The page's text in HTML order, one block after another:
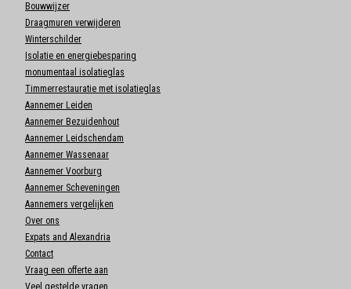
Bouwwijzer
Draagmuren verwijderen
Winterschilder
Isolatie en energiebesparing
monumentaal isolatieglas
Timmerrestauratie met isolatieglas
Aannemer Leiden
Aannemer Bezuidenhout
Aannemer Leidschendam
Aannemer Wassenaar
Aannemer Voorburg
Aannemer Scheveningen
Aannemers vergelijken
Over ons
Expats and Alexandria
Contact
Vraag een offerte aan
Veel gestelde vragen